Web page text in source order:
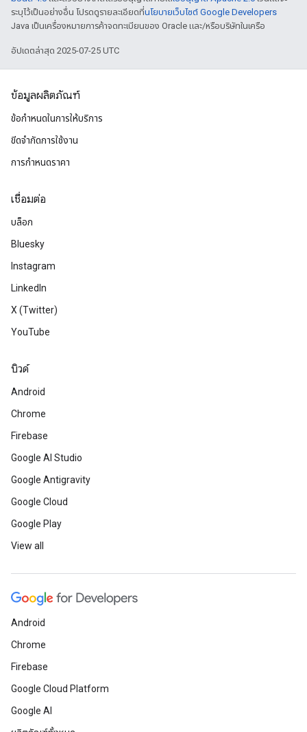
ระบุไว้เป็นอย่างอื่น โปรดดูรายละเอียดที่นโยบายเว็บไซต์ Google Developers
Java เป็นเครื่องหมายการค้าจดทะเบียนของ Oracle และ/หรือบริษัทในเครือ
อัปเดตล่าสุด 2025-07-25 UTC
ข้อมูลผลิตภัณฑ์
ข้อกำหนดในการให้บริการ
ขีดจำกัดการใช้งาน
การกำหนดราคา
เชื่อมต่อ
บล็อก
Bluesky
Instagram
LinkedIn
X (Twitter)
YouTube
บิวด์
Android
Chrome
Firebase
Google AI Studio
Google Antigravity
Google Cloud
Google Play
View all
Android
Chrome
Firebase
Google Cloud Platform
Google AI